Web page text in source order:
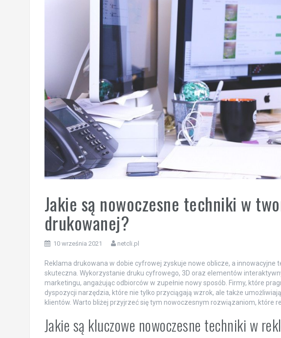
Jakie są nowoczesne techniki w
drukowanej?
10 września 2021 netcli.pl
Reklama drukowana w dobie cyfrowej zyskuje nowe oblicze, a innowacyjne
skuteczna. Wykorzystanie druku cyfrowego, 3D oraz elementów
marketingu, angażując odbiorców w zupełnie nowy sposób. Firmy, które
dyspozycji narzędzia, które nie tylko przyciągają wzrok, ale także
klientów. Warto bliżej przyjrzeć się tym nowoczesnym rozwiązaniom, które
Jakie są kluczowe nowoczesne techniki w